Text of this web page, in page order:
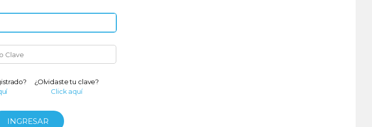
¿Olvidaste tu clave?
Click aquí
INGRESAR